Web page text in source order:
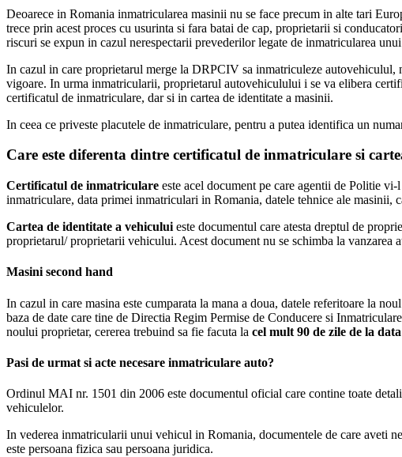
Deoarece in Romania inmatricularea masinii nu se face precum in alte tari
trece prin acest proces cu usurinta si fara batai de cap, proprietarii si
riscuri se expun in cazul nerespectarii prevederilor legate de inmatricularea
In cazul in care proprietarul merge la DRPCIV sa inmatriculeze autovehiculul,
vigoare. In urma inmatricularii, proprietarul autovehiculului i se va elibera
certificatul de inmatriculare, dar si in cartea de identitate a masinii.
In ceea ce priveste placutele de inmatriculare, pentru a putea identifica un
Care este diferenta dintre certificatul de inmatriculare si
Certificatul de inmatriculare este acel document pe care agentii de Politie
inmatriculare, data primei inmatriculari in Romania, datele tehnice ale masinii,
Cartea de identitate a vehicului este documentul care atesta dreptul de
proprietarul/ proprietarii vehicului. Acest document nu se schimba la
Masini second hand
In cazul in care masina este cumparata la mana a doua, datele referitoare la
baza de date care tine de Directia Regim Permise de Conducere si
noului proprietar, cererea trebuind sa fie facuta la cel mult 90 de zile de la
Pasi de urmat si acte necesare inmatriculare auto?
Ordinul MAI nr. 1501 din 2006 este documentul oficial care contine toate
vehiculelor.
In vederea inmatricularii unui vehicul in Romania, documentele de care aveti
este persoana fizica sau persoana juridica.